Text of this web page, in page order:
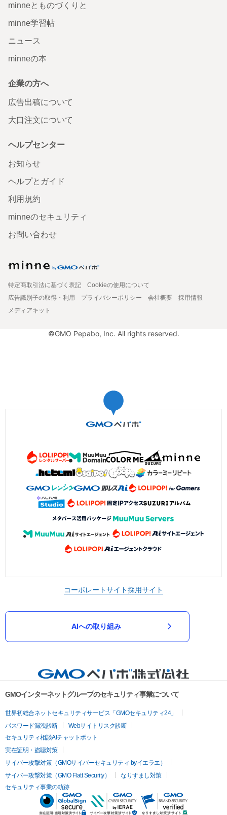
minneとものづくりと
minne学習帖
ニュース
minneの本
企業の方へ
広告出稿について
大口注文について
ヘルプセンター
お知らせ
ヘルプとガイド
利用規約
minneのセキュリティ
お問い合わせ
特定商取引法に基づく表記
Cookieの使用について
広告識別子の取得・利用
プライバシーポリシー 会社概要
採用情報
メディアキット
©GMO Pepabo, Inc. All rights reserved.
コーポレートサイト採用サイト
AIへの取り組み
GMOインターネットグループのセキュリティ事業について
世界初総合ネットセキュリティサービス「GMOセキュリティ24」
パスワード漏洩診断
Webサイトリスク診断
セキュリティ相談AIチャットボット
実在証明・盗聴対策
サイバー攻撃対策（GMOサイバーセキュリティ byイエラエ）
サイバー攻撃対策（GMO Flatt Security）
なりすまし対策
セキュリティ事業の軌跡